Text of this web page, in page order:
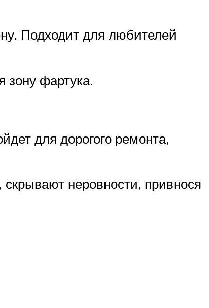
Подходит для любителей
зону фартука.
для дорогого ремонта,
неровности, привнося